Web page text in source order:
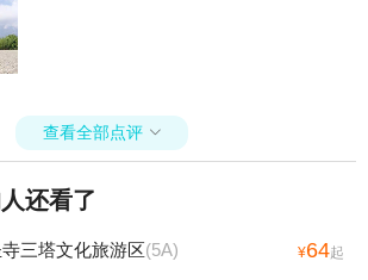
查看全部点评 
还看了
三塔文化旅游区(5A) ¥64起